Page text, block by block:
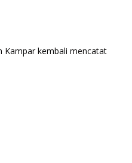
Kampar kembali mencatat